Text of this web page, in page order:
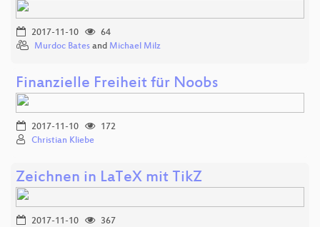
2017-11-10
64
Murdoc Bates and Michael Milz
Finanzielle Freiheit für Noobs
2017-11-10
172
Christian Kliebe
Zeichnen in LaTeX mit TikZ
2017-11-10
367